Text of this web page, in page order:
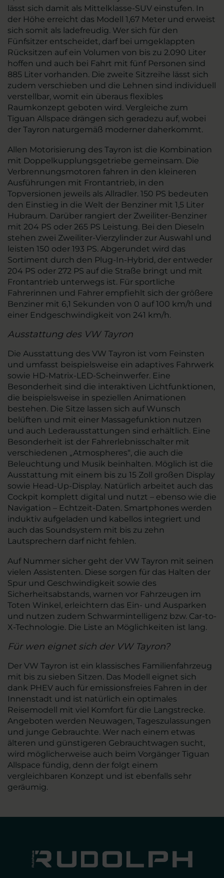
lässt sich damit als Mittelklasse-SUV einstufen. In
der Höhe erreicht das Modell 1,67 Meter und erweist
sich somit als ladefreudig. Wer sich für den
Fünfsitzer entscheidet, darf bei umgeklappten
Rücksitzen auf ein Volumen von bis zu 2.090 Liter
hoffen und auch bei Fahrt mit fünf Personen sind
885 Liter vorhanden. Die zweite Sitzreihe lässt sich
zudem verschieben und die Lehnen sind individuell
verstellbar, womit ein überaus flexibles
Raumkonzept geboten wird. Vergleiche zum
Tiguan Allspace drängen sich geradezu auf, wobei
der Tayron naturgemäß moderner daherkommt.
Allen Motorisierung des Tayron ist die Kombination
mit Doppelkupplungsgetriebe gemeinsam. Die
Verbrennungsmotoren fahren in den kleineren
Ausführungen mit Frontantrieb, in den
Topversionen jeweils als Allradler. 150 PS bedeuten
den Einstieg in die Welt der Benziner mit 1,5 Liter
Hubraum. Darüber rangiert der Zweiliter-Benziner
mit 204 PS oder 265 PS Leistung. Bei den Dieseln
stehen zwei Zweiliter-Vierzylinder zur Auswahl und
leisten 150 oder 193 PS. Abgerundet wird das
Sortiment durch den Plug-In-Hybrid, der entweder
204 PS oder 272 PS auf die Straße bringt und mit
Frontantrieb unterwegs ist. Für sportliche
Fahrerinnen und Fahrer empfiehlt sich der größere
Benziner mit 6,1 Sekunden von 0 auf 100 km/h und
einer Endgeschwindigkeit von 241 km/h.
Ausstattung des VW Tayron
Die Ausstattung des VW Tayron ist vom Feinsten
und umfasst beispielsweise ein adaptives Fahrwerk
sowie HD-Matrix-LED-Scheinwerfer. Eine
Besonderheit sind die interaktiven Lichtfunktionen,
die beispielsweise in speziellen Animationen
bestehen. Die Sitze lassen sich auf Wunsch
belüften und mit einer Massagefunktion nutzen
und auch Lederausstattungen sind erhältlich. Eine
Besonderheit ist der Fahrerlebnisschalter mit
verschiedenen „Atmospheres“, die auch die
Beleuchtung und Musik beinhalten. Möglich ist die
Ausstattung mit einem bis zu 15 Zoll großen Display
sowie Head-Up-Display. Natürlich arbeitet auch das
Cockpit komplett digital und nutzt – ebenso wie die
Navigation – Echtzeit-Daten. Smartphones werden
induktiv aufgeladen und kabellos integriert und
auch das Soundsystem mit bis zu zehn
Lautsprechern darf nicht fehlen.
Auf Nummer sicher geht der VW Tayron mit seinen
vielen Assistenten. Diese sorgen für das Halten der
Spur und Geschwindigkeit sowie des
Sicherheitsabstands, warnen vor Fahrzeugen im
Toten Winkel, erleichtern das Ein- und Ausparken
und nutzen zudem Schwarmintelligenz bzw. Car-to-
X-Technologie. Die Liste an Möglichkeiten ist lang.
Für wen eignet sich der VW Tayron?
Der VW Tayron ist ein klassisches Familienfahrzeug
mit bis zu sieben Sitzen. Das Modell eignet sich
dank PHEV auch für emissionsfreies Fahren in der
Innenstadt und ist natürlich ein optimales
Reisemodell mit viel Komfort für die Langstrecke.
Angeboten werden Neuwagen, Tageszulassungen
und junge Gebrauchte. Wer nach einem etwas
älteren und günstigeren Gebrauchtwagen sucht,
wird möglicherweise auch beim Vorgänger Tiguan
Allspace fündig, denn der folgt einem
vergleichbaren Konzept und ist ebenfalls sehr
geräumig.